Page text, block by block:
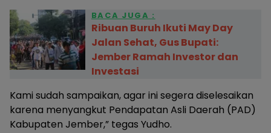
BACA JUGA :
Ribuan Buruh Ikuti May Day
Jalan Sehat, Gus Bupati:
Jember Ramah Investor dan
Investasi
Kami sudah sampaikan, agar ini segera diselesaikan
karena menyangkut Pendapatan Asli Daerah (PAD)
Kabupaten Jember,” tegas Yudho.